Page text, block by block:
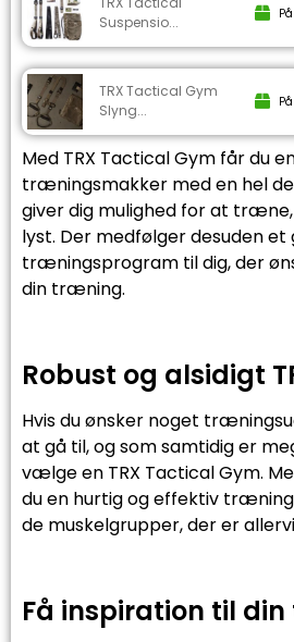
Suspensio...
TRX Tactical Gym
Slyng...
Med TRX Tactical Gym får du
træningsmakker med en hel
giver dig mulighed for at
lyst. Der medfølger desuden et
træningsprogram til dig, der
din træning.
Robust og alsidigt
Hvis du ønsker noget
at gå til, og som samtidig er
vælge en TRX Tactical Gym.
du en hurtig og effektiv
de muskelgrupper, der er
Få inspiration til